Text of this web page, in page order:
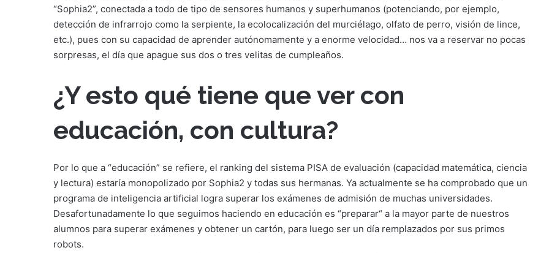
“Sophia2”, conectada a todo de tipo de sensores humanos y superhumanos (potenciando, por ejemplo,
detección de infrarrojo como la serpiente, la ecolocalización del murciélago, olfato de perro, visión de lince,
etc.), pues con su capacidad de aprender autónomamente y a enorme velocidad… nos va a reservar no pocas
sorpresas, el día que apague sus dos o tres velitas de cumpleaños.
¿Y esto qué tiene que ver con
educación, con cultura?
Por lo que a “educación” se refiere, el ranking del sistema PISA de evaluación (capacidad matemática, ciencia
y lectura) estaría monopolizado por Sophia2 y todas sus hermanas. Ya actualmente se ha comprobado que un
programa de inteligencia artificial logra superar los exámenes de admisión de muchas universidades.
Desafortunadamente lo que seguimos haciendo en educación es “preparar“ a la mayor parte de nuestros
alumnos para superar exámenes y obtener un cartón, para luego ser un día remplazados por sus primos
robots.